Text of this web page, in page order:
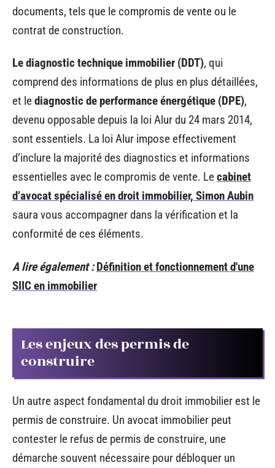
documents, tels que le compromis de vente ou le
contrat de construction.
Le diagnostic technique immobilier (DDT), qui
comprend des informations de plus en plus détaillées,
et lediagnostic de performance énergétique (DPE),
devenu opposable depuis la loi Alur du 24 mars 2014,
sont essentiels. La loi Alur impose effectivement
d’inclure la majorité des diagnostics et informations
essentielles avec le compromis de vente. Lecabinet
d’avocat spécialisé en droit immobilier, Simon Aubin
saura vous accompagner dans la vérification et la
conformité de ces éléments.
A lire également : Définition et fonctionnement d'une
SIIC en immobilier
Les enjeux des permis de
construire
Un autre aspect fondamental du droit immobilier est le
permis de construire. Un avocat immobilier peut
contester le refus de permis de construire, une
démarche souvent nécessaire pour débloquer un